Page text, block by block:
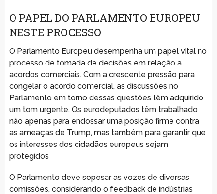
O PAPEL DO PARLAMENTO EUROPEU
NESTE PROCESSO
O Parlamento Europeu desempenha um papel vital no
processo de tomada de decisões em relação a
acordos comerciais. Com a crescente pressão para
congelar o acordo comercial, as discussões no
Parlamento em torno dessas questões têm adquirido
um tom urgente. Os eurodeputados têm trabalhado
não apenas para endossar uma posição firme contra
as ameaças de Trump, mas também para garantir que
os interesses dos cidadãos europeus sejam
protegidos
O Parlamento deve sopesar as vozes de diversas
comissões, considerando o feedback de indústrias